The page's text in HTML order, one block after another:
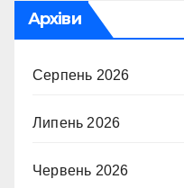
Архіви
Серпень 2026
Липень 2026
Червень 2026